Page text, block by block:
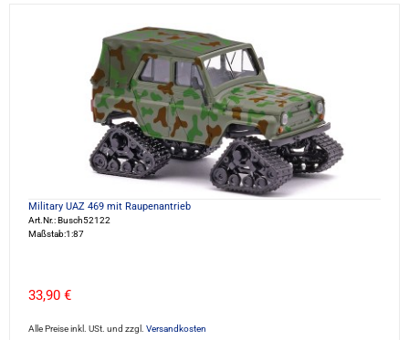
Military UAZ 469 mit Raupenantrieb
Art.Nr.: Busch52122
Maßstab:1:87
33,90 €
Alle Preise inkl. USt. und zzgl. Versandkosten